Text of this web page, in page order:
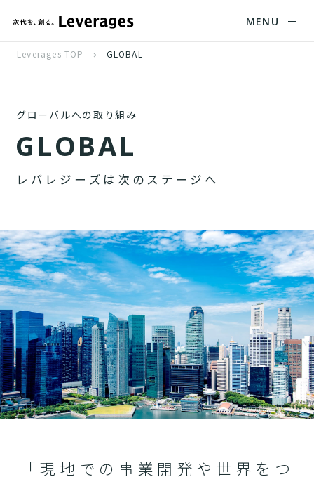
MENU
Leverages TOP GLOBAL
グローバルへの取り組み
GLOBAL
レ バ レ ジ ー ズ は 次 の ス テ ー ジ へ
「現地での事業開発や世界をつ